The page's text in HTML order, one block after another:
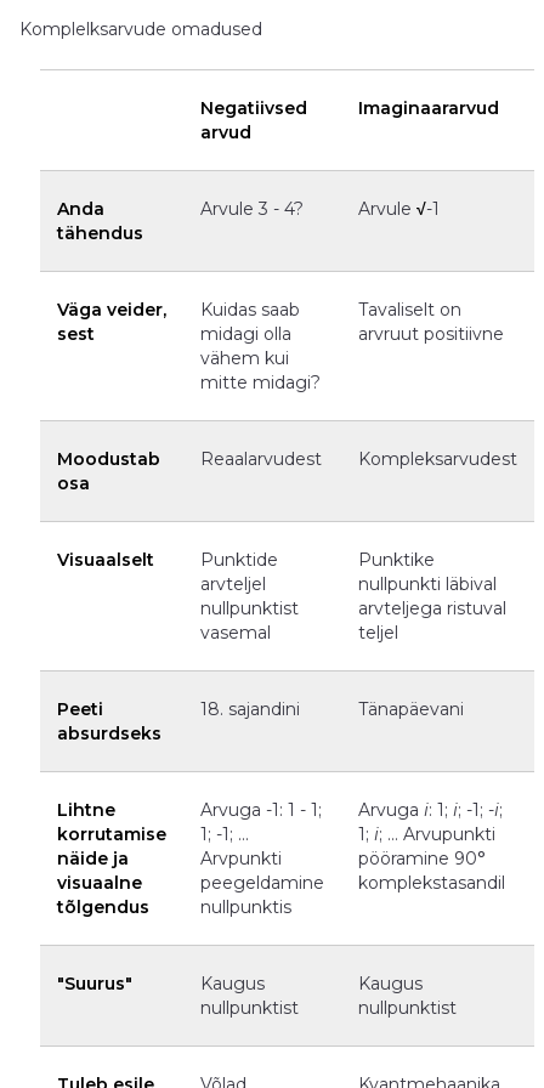
Komplelksarvude omadused
Negatiivsed
arvud
Imaginaararvud
Anda
tähendus
Arvule 3 - 4? Arvule √-1
Väga veider,
sest
Kuidas saab
midagi olla
vähem kui
mitte midagi?
Tavaliselt on
arvruut positiivne
Moodustab
osa
Reaalarvudest Kompleksarvudest
Visuaalselt
Punktide
arvteljel
nullpunktist
vasemal
Punktike
nullpunkti läbival
arvteljega ristuval
teljel
Peeti
absurdseks
18. sajandini Tänapäevani
Lihtne
korrutamise
näide ja
visuaalne
tõlgendus
Arvuga -1: 1 - 1;
1; -1; ...
Arvpunkti
peegeldamine
nullpunktis
Arvuga i: 1; i; -1; -i;
1; i; ... Arvupunkti
pööramine 90o
komplekstasandil
"Suurus"
Kaugus
nullpunktist
Kaugus
nullpunktist